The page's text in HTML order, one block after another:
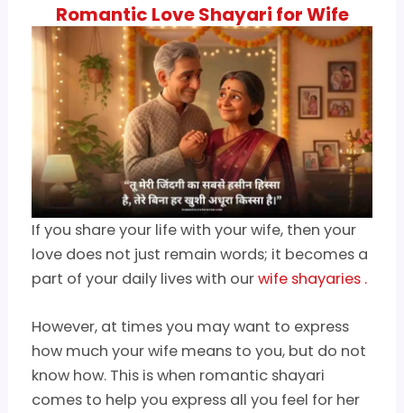
Romantic Love Shayari for Wife
If you share your life with your wife, then your
love does not just remain words; it becomes a
part of your daily lives with ourwife shayaries .
However, at times you may want to express
how much your wife means to you, but do not
know how. This is when romantic shayari
comes to help you express all you feel for her